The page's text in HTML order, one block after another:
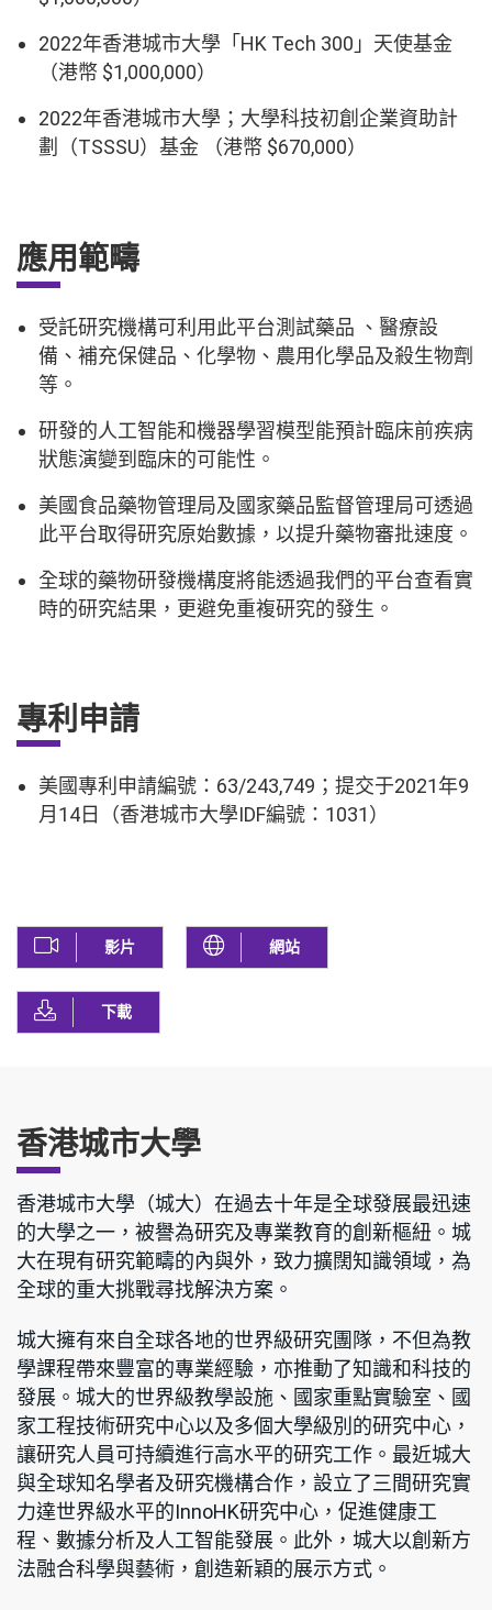
2022年香港城市大學「HK Tech 300」天使基金
（港幣 $1,000,000）
2022年香港城市大學；大學科技初創企業資助計
劃（TSSSU）基金 （港幣 $670,000）
應用範疇
受託研究機構可利用此平台測試藥品 、醫療設
備、補充保健品、化學物、農用化學品及殺生物劑
等。
研發的人工智能和機器學習模型能預計臨床前疾病
狀態演變到臨床的可能性。
美國食品藥物管理局及國家藥品監督管理局可透過
此平台取得研究原始數據，以提升藥物審批速度。
全球的藥物研發機構度將能透過我們的平台查看實
時的研究結果，更避免重複研究的發生。
專利申請
美國專利申請編號：63/243,749；提交于2021年9
月14日（香港城市大學IDF編號：1031）
影片 網站
下載
香港城市大學
香港城市大學（城大）在過去十年是全球發展最迅速
的大學之一，被譽為研究及專業教育的創新樞紐。城
大在現有研究範疇的內與外，致力擴闊知識領域，為
全球的重大挑戰尋找解決方案。
城大擁有來自全球各地的世界級研究團隊，不但為教
學課程帶來豐富的專業經驗，亦推動了知識和科技的
發展。城大的世界級教學設施、國家重點實驗室、國
家工程技術研究中心以及多個大學級別的研究中心，
讓研究人員可持續進行高水平的研究工作。最近城大
與全球知名學者及研究機構合作，設立了三間研究實
力達世界級水平的InnoHK研究中心，促進健康工
程、數據分析及人工智能發展。此外，城大以創新方
法融合科學與藝術，創造新穎的展示方式。